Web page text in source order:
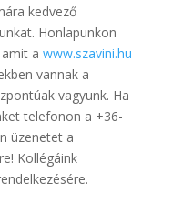
kedvező
Honlapunkon
a www.szavini.hu
vannak a
vagyunk. Ha
telefonon a +36-
üzenetet a
Kollégáink